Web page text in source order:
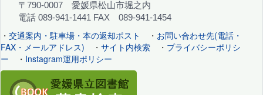
〒790-0007 愛媛県松山市堀之内
電話 089-941-1441 FAX 089-941-1454
・ 交通案内・駐車場・本の返却ポスト ・ お問い合わせ先(電話・
FAX・メールアドレス) ・ サイト内検索 ・ プライバシーポリシ
ー ・ Instagram運用ポリシー